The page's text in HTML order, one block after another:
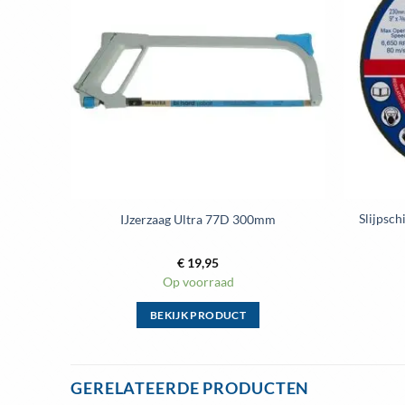
IJzerzaag Ultra 77D 300mm
€ 19,95
Op voorraad
BEKIJK PRODUCT
heeft
GERELATEERDE PRODUCTEN